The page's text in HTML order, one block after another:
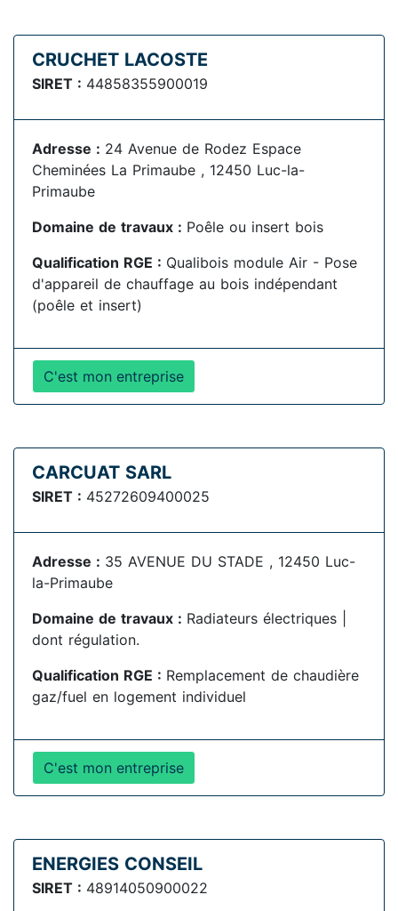
CRUCHET LACOSTE
SIRET : 44858355900019
Adresse : 24 Avenue de Rodez Espace
Cheminées La Primaube , 12450 Luc-la-
Primaube
Domaine de travaux : Poêle ou insert bois
Qualification RGE : Qualibois module Air - Pose
d'appareil de chauffage au bois indépendant
(poêle et insert)
C'est mon entreprise
CARCUAT SARL
SIRET : 45272609400025
Adresse : 35 AVENUE DU STADE , 12450 Luc-
la-Primaube
Domaine de travaux : Radiateurs électriques |
dont régulation.
Qualification RGE : Remplacement de chaudière
gaz/fuel en logement individuel
C'est mon entreprise
ENERGIES CONSEIL
SIRET : 48914050900022